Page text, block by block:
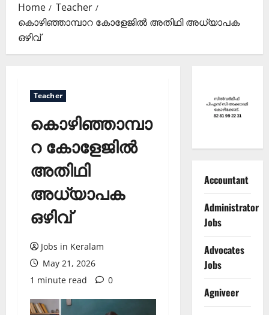
Home
Teacher
കൊഴിഞ്ഞാമ്പാറ കോളേജില്‍ അതിഥി അധ്യാപക
ഒഴിവ്
Teacher
കൊഴിഞ്ഞാമ്പാ
റ കോളേജില്‍
അതിഥി
അധ്യാപക
ഒഴിവ്
Jobs in Keralam
May 21, 2026
1 minute read
0
Accountant
Administrator
Jobs
Advocates
Jobs
Agniveer